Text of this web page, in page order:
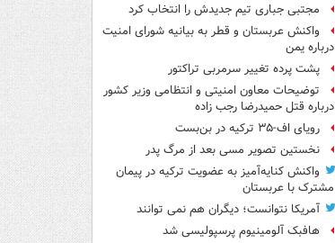
مجتبی جباری تیم جدیدش را انتخاب کرد
واکنش عربستان و قطر به بیانیه شورای امنیت
درباره یمن
پشت پرده تغییر سرمربی تراکتور
توضیحات معاون امنیتی و انتظامی وزیر کشور
درباره قتل حمیدرضا رجب زاده
رویای اف-۳۵ ترکیه در بن‌بست
نخستین تصویر مسی بعد از مرگ پدر
واکنش کنایه‌آمیز به عضویت ترکیه در پیمان
مشترک با عربستان
آمریکا نتوانست؛ دیگران هم نمی توانند
هافبک آلومینیوم پرسپولیسی شد